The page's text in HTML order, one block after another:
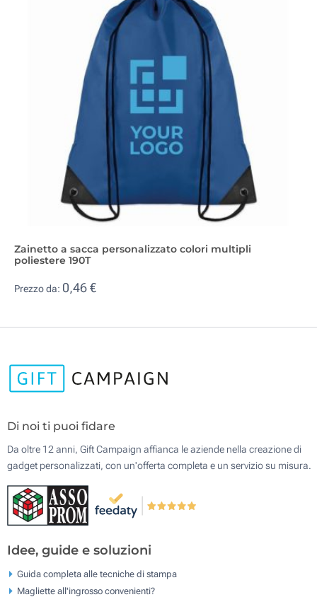
Zainetto a sacca personalizzato colori multipli
poliestere 190T
Prezzo da: 0,46 €
Di noi ti puoi fidare
Da oltre 12 anni, Gift Campaign affianca le aziende nella creazione di
gadget personalizzati, con un'offerta completa e un servizio su misura.
Idee, guide e soluzioni
Guida completa alle tecniche di stampa
Magliette all'ingrosso convenienti?